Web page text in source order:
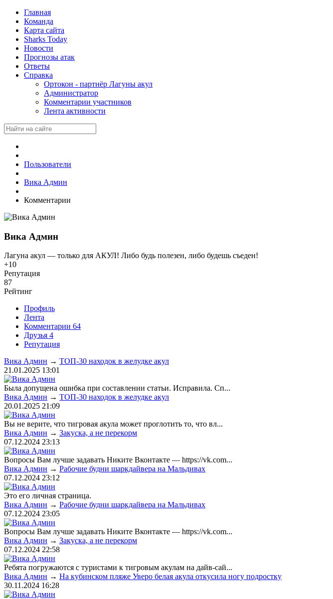
Главная
Команда
Карта сайта
Sharks Today
Новости
Прогнозы атак
Ответы
Справка
Ортокон - партнёр Лагуны акул
Администратор
Комментарии участников
Лента активности
Пользователи
Вика Админ
Комментарии
Вика Админ
Лагуна акул — только для АКУЛ! Либо будь полезен, либо будешь съеден!
+10
Репутация
87
Рейтинг
Профиль
Лента
Комментарии 64
Друзья 4
Репутация
Вика Админ → ТОП-30 находок в желудке акул
21.01.2025 13:01
Была допущена ошибка при составлении статьи. Исправила. Сп...
Вика Админ → ТОП-30 находок в желудке акул
20.01.2025 21:09
Вы не верите, что тигровая акула может проглотить то, что вл...
Вика Админ → Закуска, а не перекорм
07.12.2024 23:13
Вопросы Вам лучше задавать Никите Вконтакте — https://vk.com...
Вика Админ → Рабочие будни шаркдайвера на Мальдивах
07.12.2024 23:12
Это его личная страница.
Вика Админ → Рабочие будни шаркдайвера на Мальдивах
07.12.2024 23:05
Вопросы Вам лучше задавать Никите Вконтакте — https://vk.com...
Вика Админ → Закуска, а не перекорм
07.12.2024 22:58
Ребята погружаются с туристами к тигровым акулам на дайв-сай...
Вика Админ → На кубинском пляже Уверо белая акула откусила ногу подростку
30.11.2024 16:28